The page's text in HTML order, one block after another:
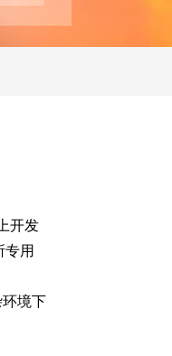
开发
专用
境下